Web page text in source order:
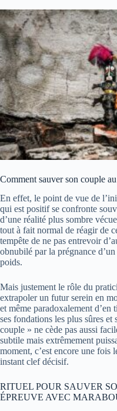
Comment sauver son couple
En effet, le point de vue de
qui est positif se confronte
d’une réalité plus sombre
tout à fait normal de réagir de
tempête de ne pas entrevoir
obnubilé par la prégnance
poids.
Mais justement le rôle du
extrapoler un futur serein en
et même paradoxalement
ses fondations les plus sûres
couple » ne cède pas aussi
subtile mais extrêmement
moment, c’est encore une fois
instant clef décisif.
RITUEL POUR SAUVER
ÉPREUVE AVEC